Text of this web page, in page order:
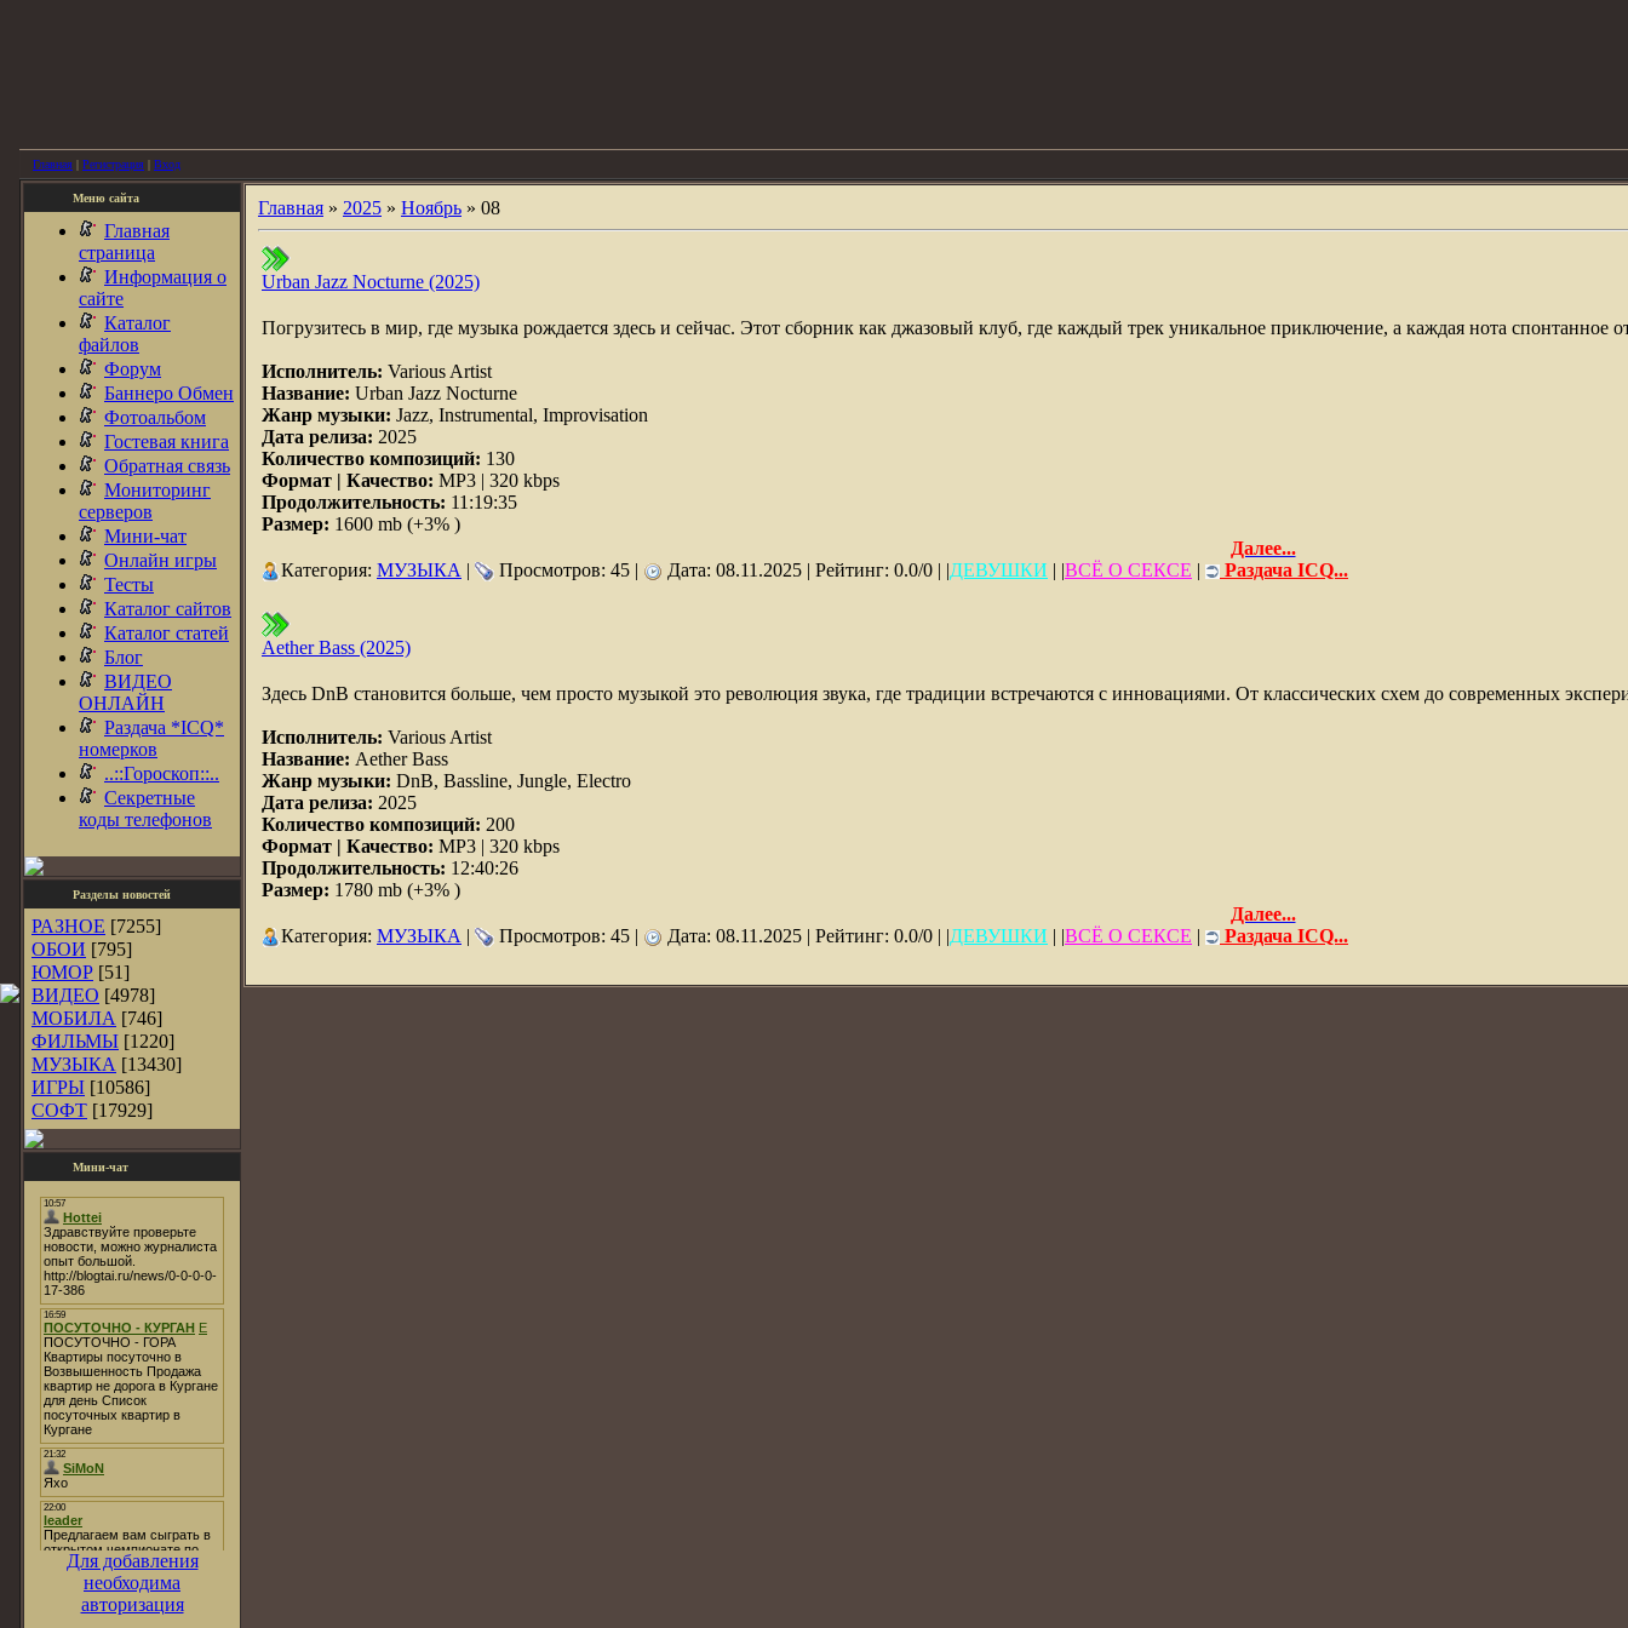
Главная | Регистрация | Вход
Меню сайта
Главная
страница
Информация о
сайте
Каталог
файлов
Форум
Баннеро Обмен
Фотоальбом
Гостевая книга
Обратная связь
Мониторинг
серверов
Мини-чат
Онлайн игры
Тесты
Каталог сайтов
Каталог статей
Блог
ВИДЕО
ОНЛАЙН
Раздача *ICQ*
номерков
..::Гороскоп::..
Секретные
коды телефонов
Разделы новостей
РАЗНОЕ [7255]
ОБОИ [795]
ЮМОР [51]
ВИДЕО [4978]
МОБИЛА [746]
ФИЛЬМЫ [1220]
МУЗЫКА [13430]
ИГРЫ [10586]
СОФТ [17929]
Мини-чат
Для добавления
необходима
авторизация
Главная » 2025 » Ноябрь » 08
Urban Jazz Nocturne (2025)
Погрузитесь в мир, где музыка рождается здесь и сейчас. Этот сборник как джазовый клуб, где каждый трек уникальное приключение, а каждая нота
Исполнитель: Various Artist
Название: Urban Jazz Nocturne
Жанр музыки: Jazz, Instrumental, Improvisation
Дата релиза: 2025
Количество композиций: 130
Формат | Качество: MP3 | 320 kbps
Продолжительность: 11:19:35
Размер: 1600 mb (+3% )
Далее...
Категория: МУЗЫКА | Просмотров: 45 | Дата: 08.11.2025 | Рейтинг: 0.0/0 | |ДЕВУШКИ | |ВСЁ О СЕКСЕ | Раздача ICQ...
Aether Bass (2025)
Здесь DnB становится больше, чем просто музыкой это революция звука, где традиции встречаются с инновациями. От классических схем до современных
Исполнитель: Various Artist
Название: Aether Bass
Жанр музыки: DnB, Bassline, Jungle, Electro
Дата релиза: 2025
Количество композиций: 200
Формат | Качество: MP3 | 320 kbps
Продолжительность: 12:40:26
Размер: 1780 mb (+3% )
Далее...
Категория: МУЗЫКА | Просмотров: 45 | Дата: 08.11.2025 | Рейтинг: 0.0/0 | |ДЕВУШКИ | |ВСЁ О СЕКСЕ | Раздача ICQ...